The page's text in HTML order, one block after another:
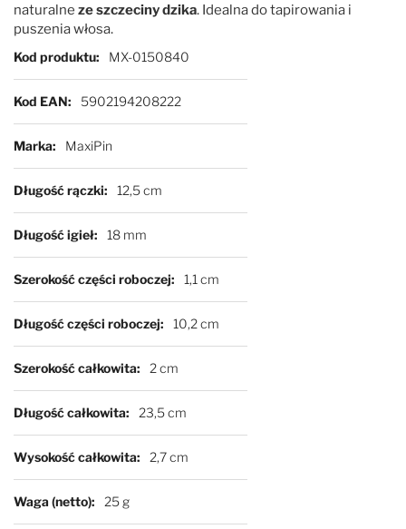
MaxiPin
Miranda
Mikki
Vivog
Yento
naturalne ze szczeciny dzika. Idealna do tapirowania i
puszenia włosa.
Więcej informacji
Kod produktu MX-0150840
Kod EAN 5902194208222
Marka MaxiPin
Długość rączki 12,5 cm
Długość igieł 18 mm
Szerokość części roboczej 1,1 cm
Długość części roboczej 10,2 cm
Szerokość całkowita 2 cm
Długość całkowita 23,5 cm
Wysokość całkowita 2,7 cm
Waga (netto) 25 g